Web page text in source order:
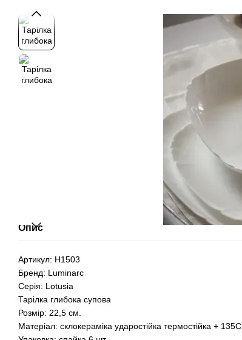
Опис
Артикул: H1503
Бренд: Luminarc
Серія: Lotusia
Тарілка глибока супова
Розмір: 22,5 см.
Матеріал: склокераміка ударостійка термостійка + 135С